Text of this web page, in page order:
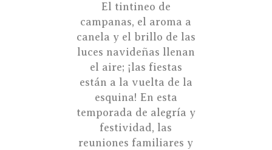
El tintineo de
campanas, el aroma a
canela y el brillo de las
luces navideñas llenan
el aire; ¡las fiestas
están a la vuelta de la
esquina! En esta
temporada de alegría y
festividad, las
reuniones familiares y